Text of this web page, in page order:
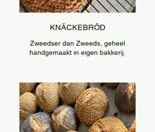
KNÄCKEBRÖD
Zweedser dan Zweeds, geheel
handgemaakt in eigen bakkerij.